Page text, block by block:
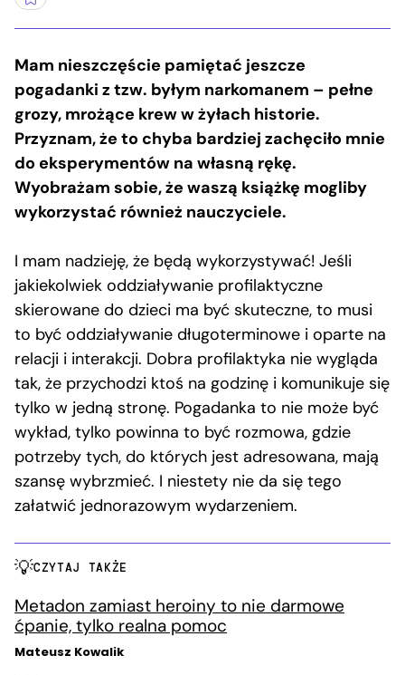
Mam nieszczęście pamiętać jeszcze
pogadanki z tzw. byłym narkomanem – pełne
grozy, mrożące krew w żyłach historie.
Przyznam, że to chyba bardziej zachęciło mnie
do eksperymentów na własną rękę.
Wyobrażam sobie, że waszą książkę mogliby
wykorzystać również nauczyciele.
I mam nadzieję, że będą wykorzystywać! Jeśli
jakiekolwiek oddziaływanie profilaktyczne
skierowane do dzieci ma być skuteczne, to musi
to być oddziaływanie długoterminowe i oparte na
relacji i interakcji. Dobra profilaktyka nie wygląda
tak, że przychodzi ktoś na godzinę i komunikuje się
tylko w jedną stronę. Pogadanka to nie może być
wykład, tylko powinna to być rozmowa, gdzie
potrzeby tych, do których jest adresowana, mają
szansę wybrzmieć. I niestety nie da się tego
załatwić jednorazowym wydarzeniem.
CZYTAJ TAKŻE
Metadon zamiast heroiny to nie darmowe
ćpanie, tylko realna pomoc
Mateusz Kowalik